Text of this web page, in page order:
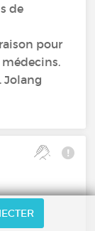
de
pour
Jolang